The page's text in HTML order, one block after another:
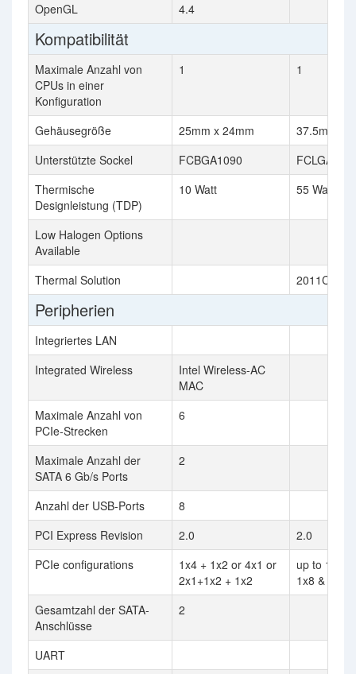
OpenGL
4.4
Kompatibilität
Maximale Anzahl von
CPUs in einer
Konfiguration
1 1
Gehäusegröße 25mm x 24mm
37.5mm x
Unterstützte Sockel
FCBGA1090
Thermische
Designleistung (TDP)
10 Watt 55 Watt
Low Halogen Options
Available
Thermal Solution
2011C
Peripherien
Integriertes LAN
Integrated Wireless
Intel Wireless-AC
MAC
Maximale Anzahl von
PCIe-Strecken
6
Maximale Anzahl der
SATA 6 Gb/s Ports
2
Anzahl der USB-Ports
8
PCI Express Revision
2.0
2.0
PCIe configurations
1x4 + 1x2 or 4x1 or
2x1+1x2 + 1x2
up to 1x16,
1x8 & 2x4
Gesamtzahl der SATA-
Anschlüsse
2
UART